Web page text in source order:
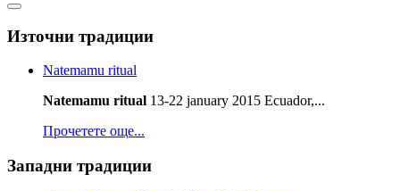
Източни традиции
Natemamu ritual
Natemamu ritual 13-22 january 2015 Ecuador,...
Прочетете още...
Западни традиции